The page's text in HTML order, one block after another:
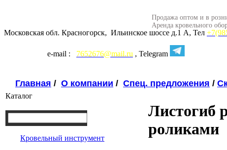
Продажа оптом и в
Аренда кровельного
Московская обл. Красногорск, Ильинское шоссе д.1 А, Тел
e-mail : 7652676@mail.ru , Telegram
Главная / О компании / Спец. предложения /
Каталог
Кровельный инструмент
Листогиб
роликами